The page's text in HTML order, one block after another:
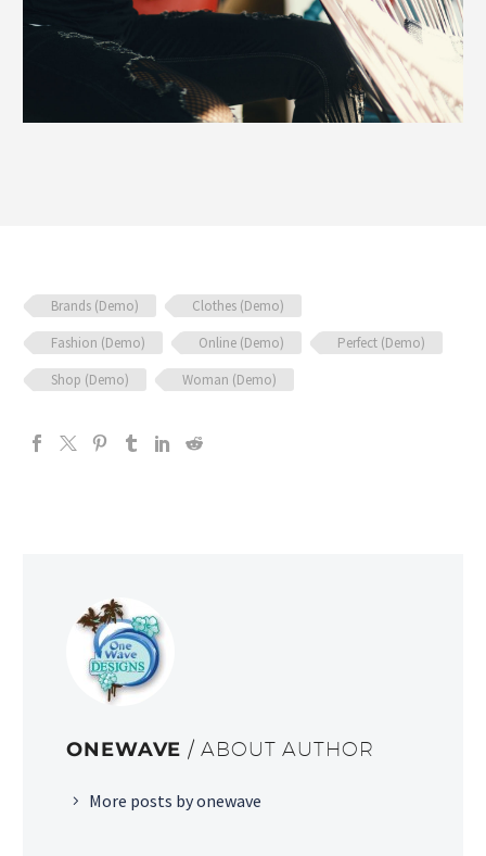
Brands (Demo)
Clothes (Demo)
Fashion (Demo)
Online (Demo)
Perfect (Demo)
Shop (Demo)
Woman (Demo)
ONEWAVE/ ABOUT AUTHOR
More posts by onewave